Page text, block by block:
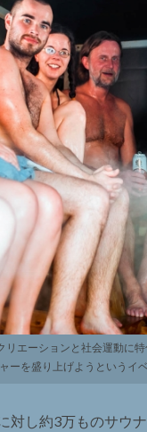
リエーションと社会運動に
ーを盛り上げようというイ
対し約3万ものサウ